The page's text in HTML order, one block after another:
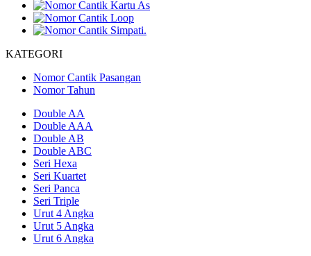
KATEGORI
Nomor Cantik Pasangan
Nomor Tahun
Double AA
Double AAA
Double AB
Double ABC
Seri Hexa
Seri Kuartet
Seri Panca
Seri Triple
Urut 4 Angka
Urut 5 Angka
Urut 6 Angka